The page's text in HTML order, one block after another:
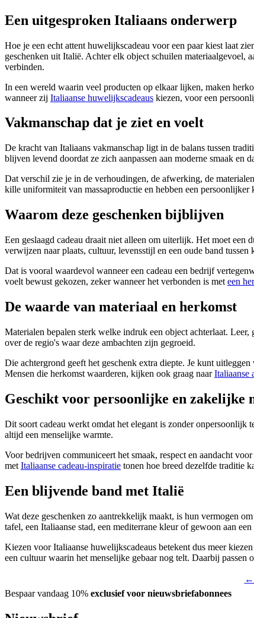
Een uitgesproken Italiaans onderwerp
Hoe je een echt attent huwelijkscadeau voor een paar kiest laat
geschenken uit Italië. Achter elk object schuilen materiaalgevoel,
verbinden.
In een wereld waarin veel producten op elkaar lijken, maken
wanneer zij Italiaanse huwelijkscadeaus kiezen, voor een
Vakmanschap dat je ziet en voelt
De kracht van Italiaans vakmanschap ligt in de balans tussen
blijven levend doordat ze zich aanpassen aan moderne smaak en
Dat verschil zie je in de verhoudingen, de afwerking, de
kille uniformiteit van massaproductie en hebben een persoonlijker
Waarom deze geschenken bijblijven
Een geslaagd cadeau draait niet alleen om uiterlijk. Het moet een
verwijzen naar plaats, cultuur, levensstijl en een oude band tussen
Dat is vooral waardevol wanneer een cadeau een bedrijf
voelt bewust gekozen, zeker wanneer het verbonden is met een
De waarde van materiaal en herkomst
Materialen bepalen sterk welke indruk een object achterlaat.
over de regio's waar deze ambachten zijn gegroeid.
Die achtergrond geeft het geschenk extra diepte. Je kunt
Mensen die herkomst waarderen, kijken ook graag naarItaliaanse
Geschikt voor persoonlijke en zakelijke
Dit soort cadeau werkt omdat het elegant is zonder
altijd een menselijke warmte.
Voor bedrijven communiceert het smaak, respect en aandacht
met Italiaanse cadeau-inspiratie tonen hoe breed dezelfde traditie
Een blijvende band met Italië
Wat deze geschenken zo aantrekkelijk maakt, is hun vermogen
tafel, een Italiaanse stad, een mediterrane kleur of gewoon aan
Kiezen voor Italiaanse huwelijkscadeaus betekent dus meer
een cultuur waarin het menselijke gebaar nog telt. Daarbij passen
←
Bespaar vandaag 10% exclusief voor nieuwsbriefabonnees